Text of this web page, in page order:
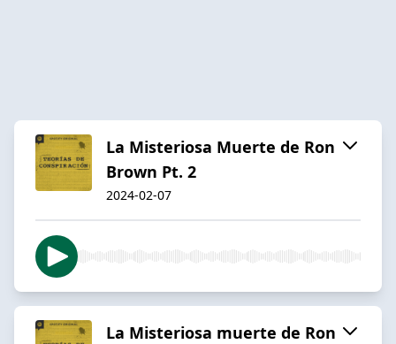
La Misteriosa Muerte de Ron
Brown Pt. 2
2024-02-07
La Misteriosa muerte de Ron